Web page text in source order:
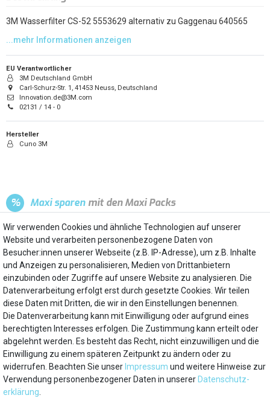
3M Wasserfilter CS-52 5553629 alternativ zu Gaggenau 640565
EU Verantwortlicher
3M Deutschland GmbH
Carl-Schurz-Str. 1, 41453 Neuss, Deutschland
Innovation.de@3M.com
02131 / 14 - 0
Hersteller
Cuno 3M
% Maxi sparen mit den Maxi Packs
Dieser Artikel im Pack als
2er Packnur 45,90 € KAUFEN
Mein Konto
Über uns
Besuchen Sie auch
Wir verwenden Cookies und ähnliche Technologien auf unserer
Website und verarbeiten personenbezogene Daten von
Besucher:innen unserer Webseite (z.B. IP-Adresse), um z.B. Inhalte
und Anzeigen zu personalisieren, Medien von Drittanbietern
einzubinden oder Zugriffe auf unsere Website zu analysieren. Die
Datenverarbeitung erfolgt erst durch gesetzte Cookies. Wir teilen
diese Daten mit Dritten, die wir in den Einstellungen benennen.
Die Datenverarbeitung kann mit Einwilligung oder aufgrund eines
berechtigten Interesses erfolgen. Die Zustimmung kann erteilt oder
abgelehnt werden. Es besteht das Recht, nicht einzuwilligen und die
Einwilligung zu einem späteren Zeitpunkt zu ändern oder zu
widerrufen. Beachten Sie unser Impressum und weitere Hinweise zur
Verwendung personenbezogener Daten in unserer Daten­schutz­
erklärung